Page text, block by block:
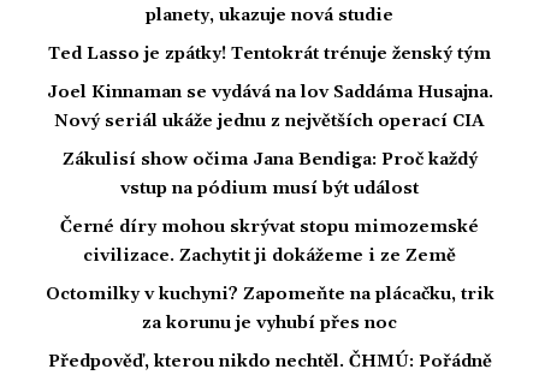
planety, ukazuje nová studie
Ted Lasso je zpátky! Tentokrát trénuje ženský tým
Joel Kinnaman se vydává na lov Saddáma Husajna.
Nový seriál ukáže jednu z největších operací CIA
Zákulisí show očima Jana Bendiga: Proč každý
vstup na pódium musí být událost
Černé díry mohou skrývat stopu mimozemské
civilizace. Zachytit ji dokážeme i ze Země
Octomilky v kuchyni? Zapomeňte na plácačku, trik
za korunu je vyhubí přes noc
Předpověď, kterou nikdo nechtěl. ČHMÚ: Pořádně